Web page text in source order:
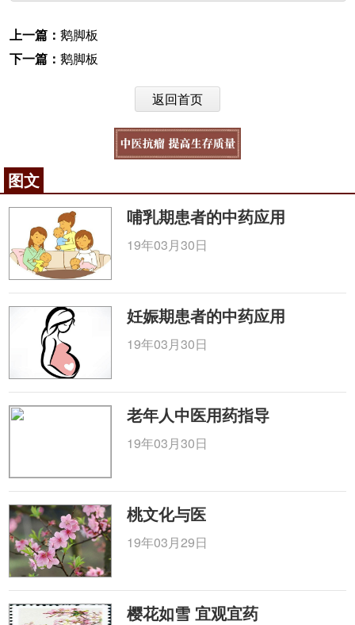
上一篇： 鹅脚板
下一篇： 鹅脚板
返回首页
图文
哺乳期患者的中药应用
19年03月30日
妊娠期患者的中药应用
19年03月30日
老年人中医用药指导
19年03月30日
桃文化与医
19年03月29日
樱花如雪 宜观宜药